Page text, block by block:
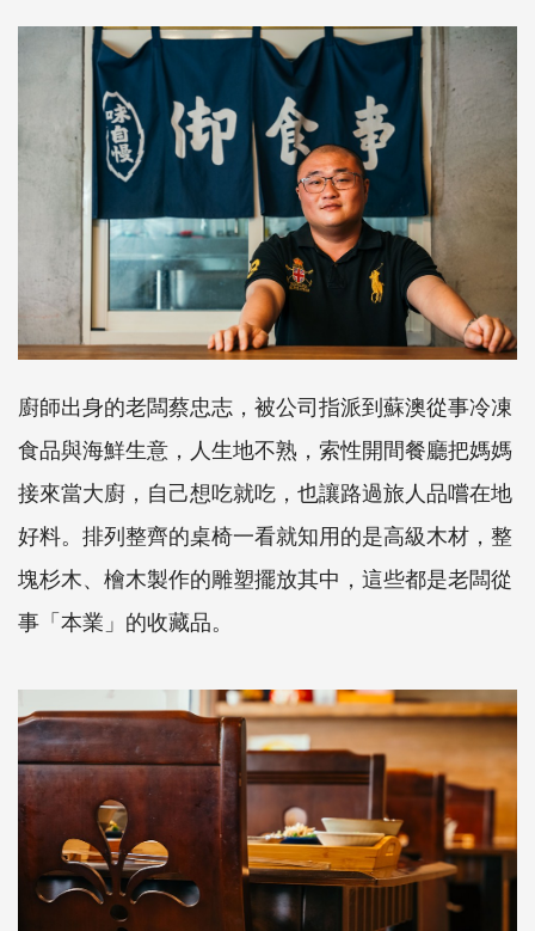
廚師出身的老闆蔡忠志，被公司指派到蘇澳從事冷凍
食品與海鮮生意，人生地不熟，索性開間餐廳把媽媽
接來當大廚，自己想吃就吃，也讓路過旅人品嚐在地
好料。排列整齊的桌椅一看就知用的是高級木材，整
塊杉木、檜木製作的雕塑擺放其中，這些都是老闆從
事「本業」的收藏品。